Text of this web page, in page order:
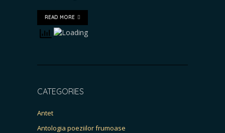
READ MORE
CATEGORIES
Antet
Antologia poeziilor frumoase